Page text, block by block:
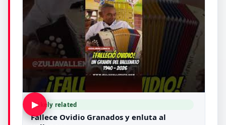
▶Likely related
Fallece Ovidio Granados y enluta al